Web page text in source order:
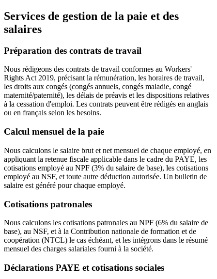
Services de gestion de la paie et des
salaires
Préparation des contrats de travail
Nous rédigeons des contrats de travail conformes au Workers'
Rights Act 2019, précisant la rémunération, les horaires de travail,
les droits aux congés (congés annuels, congés maladie, congé
maternité/paternité), les délais de préavis et les dispositions relatives
à la cessation d'emploi. Les contrats peuvent être rédigés en anglais
ou en français selon les besoins.
Calcul mensuel de la paie
Nous calculons le salaire brut et net mensuel de chaque employé, en
appliquant la retenue fiscale applicable dans le cadre du PAYE, les
cotisations employé au NPF (3% du salaire de base), les cotisations
employé au NSF, et toute autre déduction autorisée. Un bulletin de
salaire est généré pour chaque employé.
Cotisations patronales
Nous calculons les cotisations patronales au NPF (6% du salaire de
base), au NSF, et à la Contribution nationale de formation et de
coopération (NTCL) le cas échéant, et les intégrons dans le résumé
mensuel des charges salariales fourni à la société.
Déclarations PAYE et cotisations sociales